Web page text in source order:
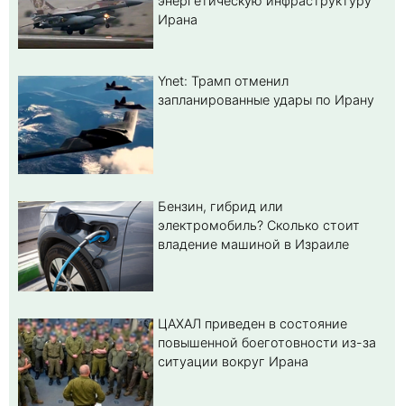
Ирана
Ynet: Трамп отменил
запланированные удары по Ирану
Бензин, гибрид или
электромобиль? Cколько стоит
владение машиной в Израиле
ЦАХАЛ приведен в состояние
повышенной боеготовности из-за
ситуации вокруг Ирана